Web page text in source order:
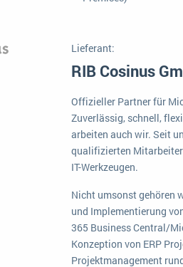
Lieferant:
RIB Cosinus
Offizieller Partner für
Zuverlässig, schnell,
arbeiten auch wir. Seit
qualifizierten
IT-Werkzeugen.
Nicht umsonst gehören
und Implementierung
365 Business Central/
Konzeption von ERP
Projektmanagement